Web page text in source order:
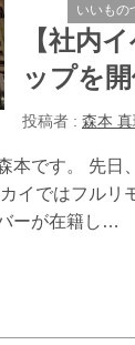
いいもの
【社内
ップを
投稿者 : 森本
本です。 先
イではフル
ーが在籍し…